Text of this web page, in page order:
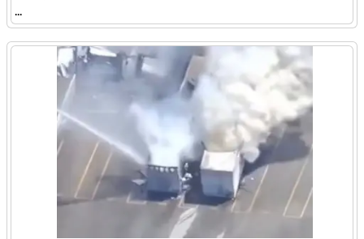
...